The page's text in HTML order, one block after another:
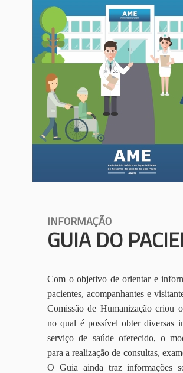
INFORMAÇÃO
GUIA DO
Com o objetivo de orientar e
pacientes, acompanhantes e
Comissão de Humanização criou
no qual é possível obter diversas
serviço de saúde oferecido, o
para a realização de consultas,
O Guia ainda traz informações